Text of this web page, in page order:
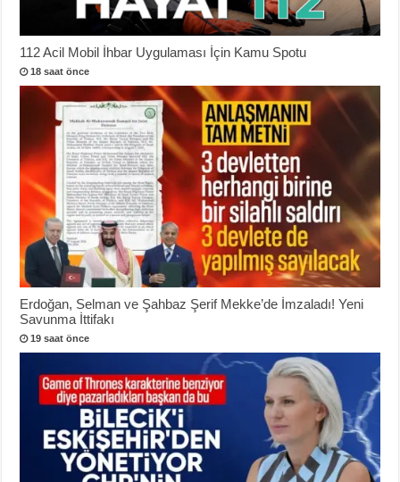
112 Acil Mobil İhbar Uygulaması İçin Kamu Spotu
18 saat önce
Erdoğan, Selman ve Şahbaz Şerif Mekke’de İmzaladı! Yeni
Savunma İttifakı
19 saat önce